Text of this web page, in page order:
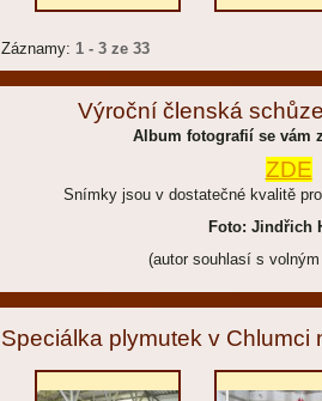
Záznamy: 1 - 3 ze 33
Výroční členská
Album fotografií se vám
ZDE
Snímky jsou v dostatečné kvalitě
Foto: Jindřich
(autor souhlasí s
Speciálka plymutek v Chlumci